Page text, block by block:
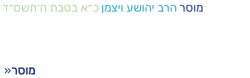
מוסר הרב יהושע ויצמן כ״א בטבת ה׳תשס״ד
מוסר«